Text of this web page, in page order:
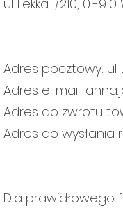
ul. Lekka 1/210, 01-
Adres pocztowy: ul.
Adres e-mail:
Adres do zwrotu
Adres do wysłania
Dla prawidłowego